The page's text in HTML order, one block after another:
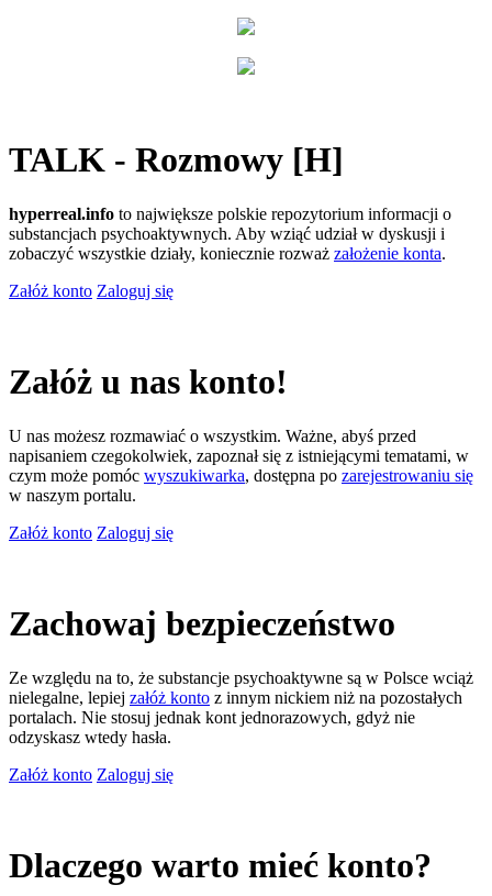
TALK - Rozmowy [H]
hyperreal.info to największe polskie repozytorium informacji o
substancjach psychoaktywnych. Aby wziąć udział w dyskusji i
zobaczyć wszystkie działy, koniecznie rozważ założenie konta.
Załóż konto Zaloguj się
Załóż u nas konto!
U nas możesz rozmawiać o wszystkim. Ważne, abyś przed
napisaniem czegokolwiek, zapoznał się z istniejącymi tematami, w
czym może pomóc wyszukiwarka, dostępna po zarejestrowaniu się
w naszym portalu.
Załóż konto Zaloguj się
Zachowaj bezpieczeństwo
Ze względu na to, że substancje psychoaktywne są w Polsce wciąż
nielegalne, lepiej załóż konto z innym nickiem niż na pozostałych
portalach. Nie stosuj jednak kont jednorazowych, gdyż nie
odzyskasz wtedy hasła.
Załóż konto Zaloguj się
Dlaczego warto mieć konto?